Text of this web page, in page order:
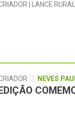
| LANCE RURAL
NEVES